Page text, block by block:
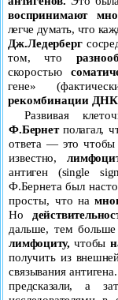
воспринимают
легче думать, что
Дж.Ледерберг
том, что
скоростью
гене»
рекомбинации ДНК
Развивая
Ф.Бернетполагал,
ответа — это
известно,
антиген (single
Ф.Бернета был
просты, что на
Но
дальше, тем больше
лимфоциту, чтобы
получить из
связывания
предсказали, а